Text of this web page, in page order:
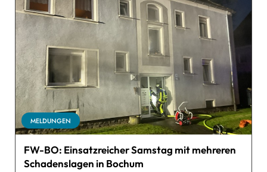
MELDUNGEN
FW-BO: Einsatzreicher Samstag mit mehreren
Schadenslagen in Bochum